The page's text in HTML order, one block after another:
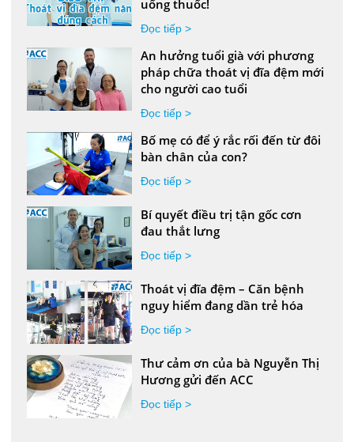
uống thuốc!
Đọc tiếp >
An hưởng tuổi già với phương
pháp chữa thoát vị đĩa đệm mới
cho người cao tuổi
Đọc tiếp >
Bố mẹ có để ý rắc rối đến từ đôi
bàn chân của con?
Đọc tiếp >
Bí quyết điều trị tận gốc cơn
đau thắt lưng
Đọc tiếp >
Thoát vị đĩa đệm – Căn bệnh
nguy hiểm đang dần trẻ hóa
Đọc tiếp >
Thư cảm ơn của bà Nguyễn Thị
Hương gửi đến ACC
Đọc tiếp >